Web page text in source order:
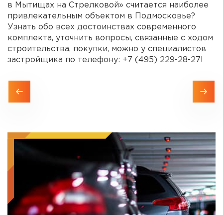
в Мытищах на Стрелковой» считается наиболее
привлекательным объектом в Подмосковье?
Узнать обо всех достоинствах современного
комплекта, уточнить вопросы, связанные с ходом
строительства, покупки, можно у специалистов
застройщика по телефону: +7 (495) 229-28-27!